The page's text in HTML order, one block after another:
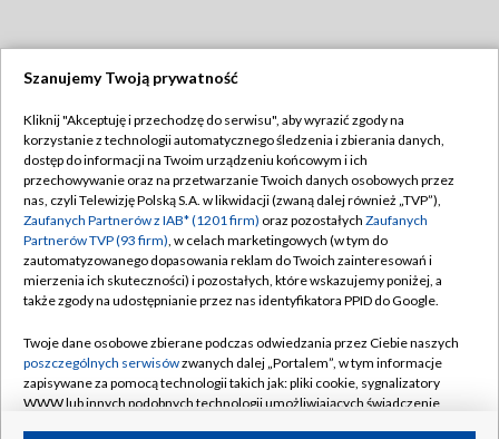
TVP
Abonament TVP
Emisja w TVP
Centrum informacji TVP
Naziemna Telewizja Cyfrowa
Rada Programowa
System NOS
Informacje o nadawcy
Regulamin TVP
Polityka prywatności
Moje zgody
Pomoc
Kontakt
Szanujemy Twoją prywatność
Kliknij "Akceptuję i przechodzę do serwisu", aby wyrazić zgody na
korzystanie z technologii automatycznego śledzenia i zbierania danych,
dostęp do informacji na Twoim urządzeniu końcowym i ich
przechowywanie oraz na przetwarzanie Twoich danych osobowych przez
nas, czyli Telewizję Polską S.A. w likwidacji (zwaną dalej również „TVP”),
Zaufanych Partnerów z IAB* (1201 firm) oraz pozostałych Zaufanych
Partnerów TVP (93 firm), w celach marketingowych (w tym do
zautomatyzowanego dopasowania reklam do Twoich zainteresowań i
mierzenia ich skuteczności) i pozostałych, które wskazujemy poniżej, a
także zgody na udostępnianie przez nas identyfikatora PPID do Google.
Twoje dane osobowe zbierane podczas odwiedzania przez Ciebie naszych
poszczególnych serwisówzwanych dalej „Portalem”, w tym informacje
zapisywane za pomocą technologii takich jak: pliki cookie, sygnalizatory
WWW lub innych podobnych technologii umożliwiających świadczenie